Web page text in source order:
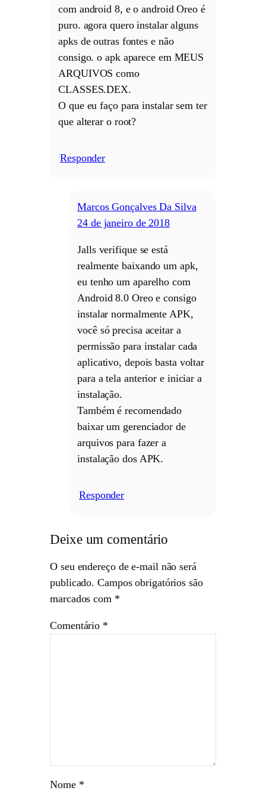
com android 8, e o android Oreo é
puro. agora quero instalar alguns
apks de outras fontes e não
consigo. o apk aparece em MEUS
ARQUIVOS como
CLASSES.DEX.
O que eu faço para instalar sem ter
que alterar o root?
Responder
Marcos Gonçalves Da Silva
24 de janeiro de 2018
Jalls verifique se está
realmente baixando um apk,
eu tenho um aparelho com
Android 8.0 Oreo e consigo
instalar normalmente APK,
você só precisa aceitar a
permissão para instalar cada
aplicativo, depois basta voltar
para a tela anterior e iniciar a
instalação.
Também é recomendado
baixar um gerenciador de
arquivos para fazer a
instalação dos APK.
Responder
Deixe um comentário
O seu endereço de e-mail não será
publicado. Campos obrigatórios são
marcados com *
Comentário *
Nome *